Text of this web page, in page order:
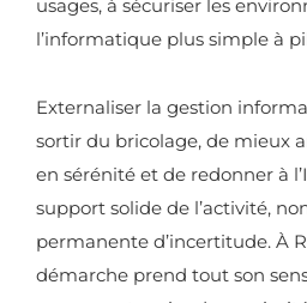
usages, à sécuriser les
l’informatique plus simple à
Externaliser la gestion
sortir du bricolage, de mieux
en sérénité et de redonner à
support solide de l’activité,
permanente d’incertitude. À
démarche prend tout son